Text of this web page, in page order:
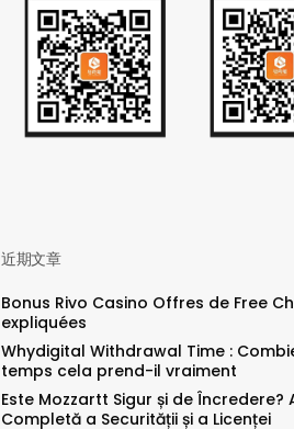
近期文章
Bonus Rivo Casino Offres de Free
expliquées
Whydigital Withdrawal Time :
temps cela prend-il vraiment
Este Mozzartt Sigur și de Încredere?
Completă a Securității și a Licenței